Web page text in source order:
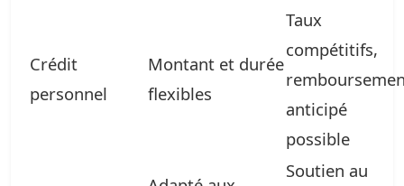
Crédit
personnel
Montant et durée
flexibles
Taux
compétitifs,
anticipé
possible
Soutien au